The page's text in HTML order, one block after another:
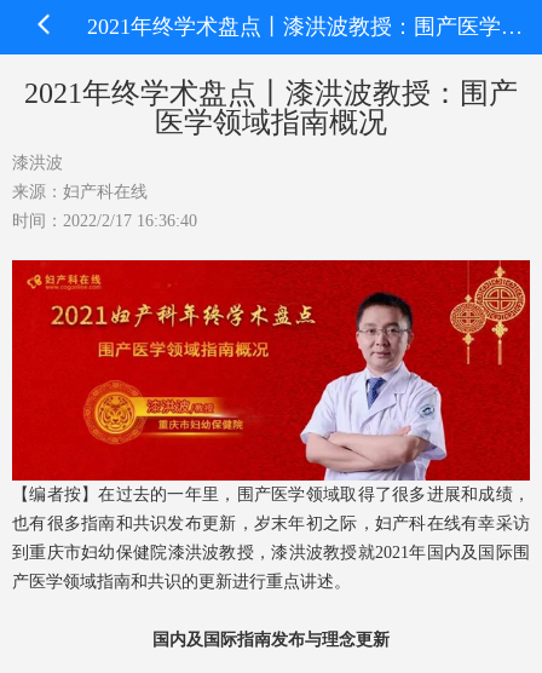
2021年终学术盘点丨漆洪波教授：围产医学领域指南概况
2021年终学术盘点丨漆洪波教授：围产
医学领域指南概况
漆洪波
来源：妇产科在线
时间：2022/2/17 16:36:40
【编者按】在过去的一年里，围产医学领域取得了很多进展和成绩，
也有很多指南和共识发布更新，岁末年初之际，妇产科在线有幸采访
到重庆市妇幼保健院漆洪波教授，漆洪波教授就2021年国内及国际围
产医学领域指南和共识的更新进行重点讲述。
国内及国际指南发布与理念更新